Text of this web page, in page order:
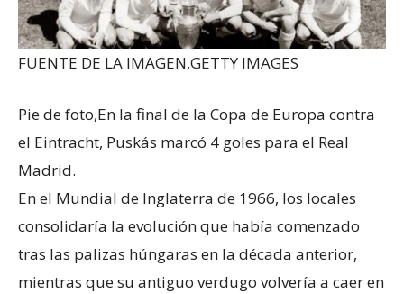
FUENTE DE LA IMAGEN,GETTY IMAGES
Pie de foto,En la final de la Copa de Europa contra
el Eintracht, Puskás marcó 4 goles para el Real
Madrid.
En el Mundial de Inglaterra de 1966, los locales
consolidaría la evolución que había comenzado
tras las palizas húngaras en la década anterior,
mientras que su antiguo verdugo volvería a caer en